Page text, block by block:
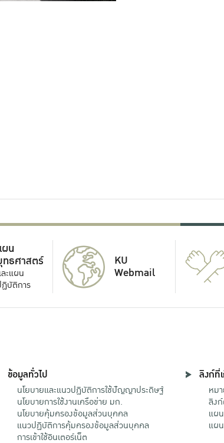
น
ธศาสตร์
ะแผน
บัติการ
KU
Webmail
ข้อมูลทั่วไป
นโยบายและแนวปฏิบัติการใช้ปัญญาประดิษฐ์
นโยบายการใช้งานเครือข่าย มก.
นโยบายคุ้มครองข้อมูลส่วนบุคคล
แนวปฏิบัติการคุ้มครองข้อมูลส่วนบุคคล
การเข้าใช้อินเตอร์เน็ต
ลิงก์ที่
หม
ลิง
แผ
แผ